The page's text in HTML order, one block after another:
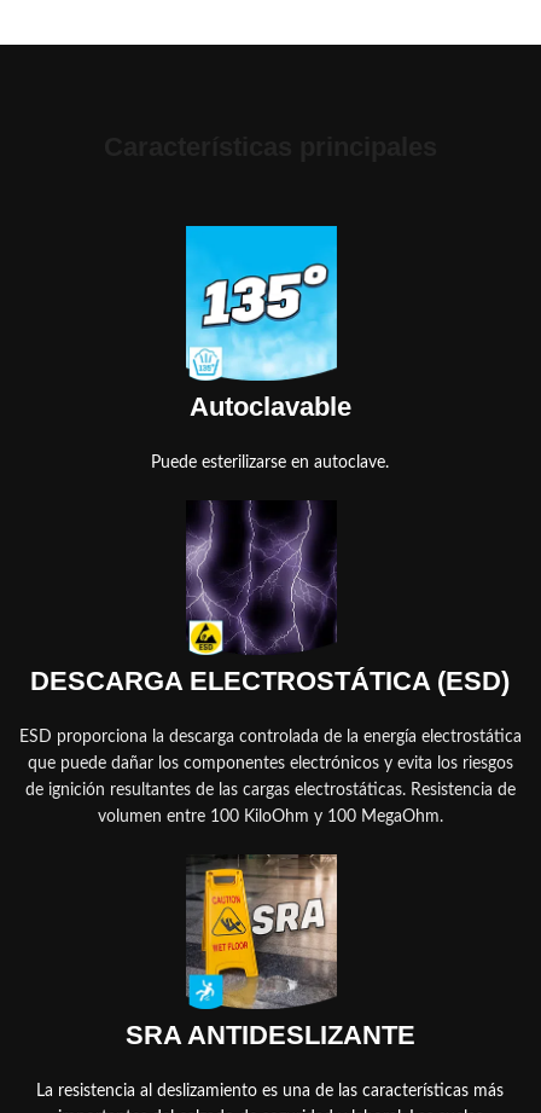
Autoclavable
Puede esterilizarse en autoclave.
DESCARGA ELECTROSTÁTICA (ESD)
ESD proporciona la descarga controlada de la energía electrostática
que puede dañar los componentes electrónicos y evita los riesgos
de ignición resultantes de las cargas electrostáticas. Resistencia de
volumen entre 100 KiloOhm y 100 MegaOhm.
SRA ANTIDESLIZANTE
La resistencia al deslizamiento es una de las características más